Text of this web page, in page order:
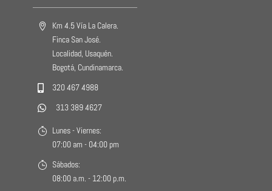
Km 4.5 Vía La Calera.
Finca San José.
Localidad, Usaquén.
Bogotá, Cundinamarca.
320 467 4988
313 389 4627
Lunes - Viernes:
07:00 am - 04:00 pm
Sábados:
08:00 a.m. - 12:00 p.m.